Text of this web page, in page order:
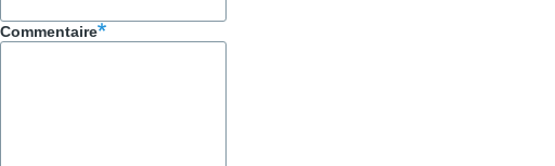
pour
Commentaire